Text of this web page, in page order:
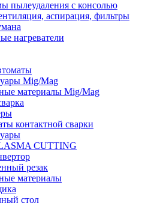
пылеудаления с консолью
аспирация, фильтры
нагреватели
Mig/Mag
материалы Mig/Mag
контактной сварки
CUTTING
резак
материалы
стол